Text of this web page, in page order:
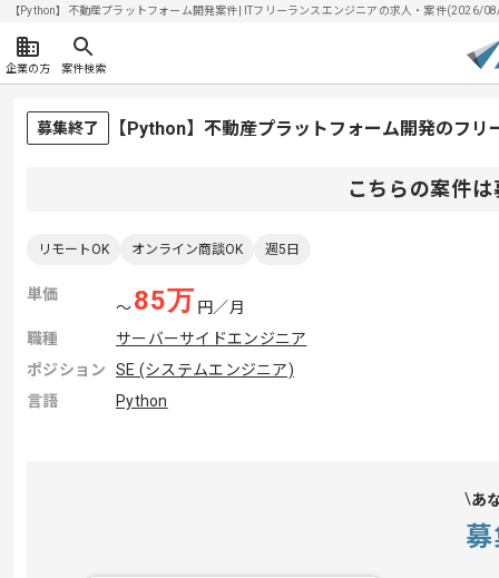
【Python】不動産プラットフォーム開発案件| ITフリーランスエンジニアの求人・案件(2026/
企業の方 案件検索
募集終了 【Python】不動産プラットフォーム開発のフリ
こちらの案件
リモートOK オンライン商談OK 週5日
単価
〜85万 円／月
職種
サーバーサイドエンジニア
ポジション
SE (システムエンジニア)
言語
Python
あ